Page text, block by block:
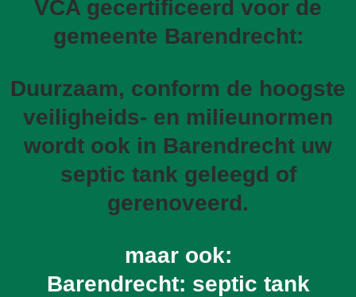
VCA gecertificeerd voor de
gemeente Barendrecht:
Duurzaam, conform de hoogste
veiligheids- en milieunormen
wordt ook in Barendrecht uw
septic tank geleegd of
gerenoveerd.
maar ook:
Barendrecht: septic tank